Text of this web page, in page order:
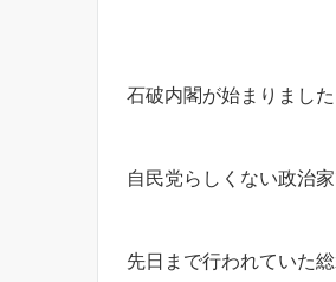
石破内閣が始まりました
自民党らしくない政治
先日まで行われていた